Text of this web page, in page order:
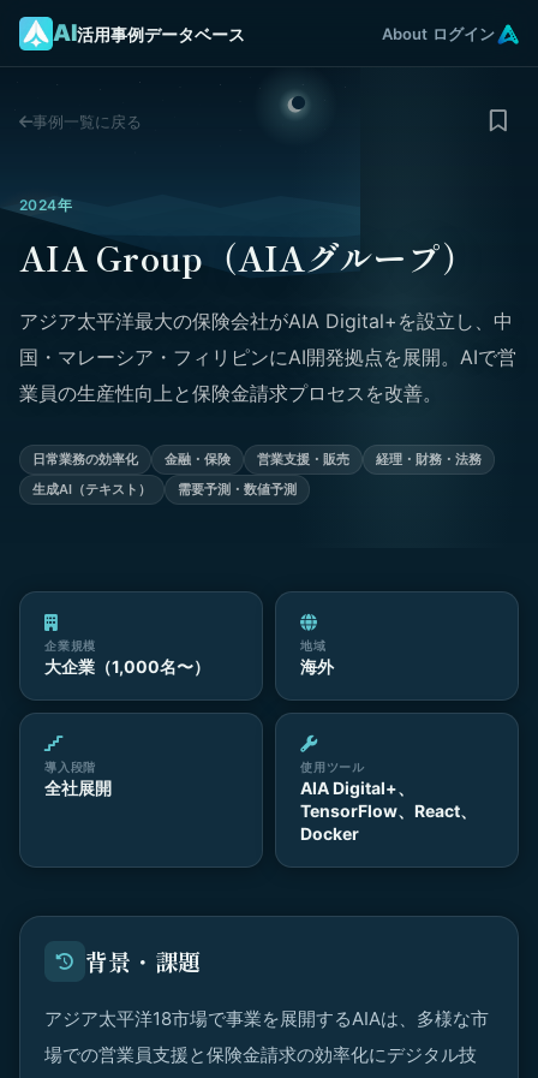
AI活用事例データベース About ログイン
事例一覧に戻る
2024年
AIA Group（AIAグループ）
アジア太平洋最大の保険会社がAIA Digital+を設立し、中
国・マレーシア・フィリピンにAI開発拠点を展開。AIで営
業員の生産性向上と保険金請求プロセスを改善。
日常業務の効率化 金融・保険 営業支援・販売
経理・財務・法務
生成AI（テキスト）
需要予測・数値予測
企業規模
大企業（1,000名〜）
地域
海外
導入段階
全社展開
使用ツール
AIA Digital+、
TensorFlow、React、
Docker
背景・課題
アジア太平洋18市場で事業を展開するAIAは、多様な市
場での営業員支援と保険金請求の効率化にデジタル技